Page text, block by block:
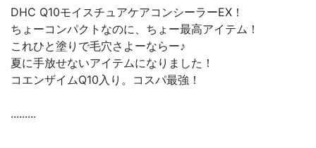
DHC Q10モイスチュアケアコンシーラーEX！
ちょーコンパクトなのに、ちょー最高アイテム！
これひと塗りで毛穴さよーならー♪
夏に手放せないアイテムになりました！
コエンザイムQ10入り。コスパ最強！
.........